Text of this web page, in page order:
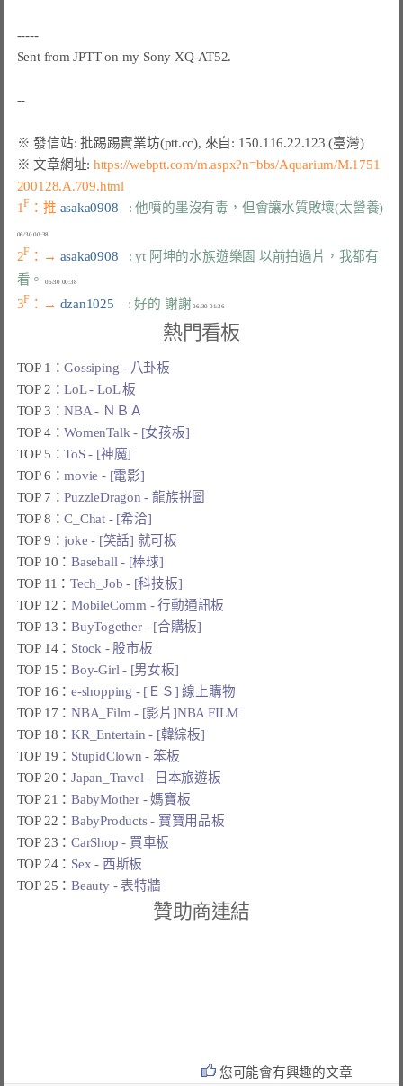
-----
Sent from JPTT on my Sony XQ-AT52.
※ 發信站: 批踢踢實業坊(ptt.cc), 來自: 150.116.22.123 (臺灣)
※ 文章網址: https://webptt.com/m.aspx?n=bbs/Aquarium/M.1751
200128.A.709.html
1F ：推 asaka0908 : 他噴的墨沒有毒，但會讓水質敗壞(太營養)
2F ：→ asaka0908 : yt 阿坤的水族遊樂園 以前拍過片，我都有
看。
06/30 00:38
3F ：→ dzan1025 : 好的 謝謝 06/30 01:36
熱門看板
TOP 1：Gossiping - 八卦板
TOP 2：LoL - LoL 板
TOP 3：NBA - ＮＢＡ
TOP 4：WomenTalk - [女孩板]
TOP 5：ToS - [神魔]
TOP 6：movie - [電影]
TOP 7：PuzzleDragon - 龍族拼圖
TOP 8：C_Chat - [希洽]
TOP 9：joke - [笑話] 就可板
TOP 10：Baseball - [棒球]
TOP 11：Tech_Job - [科技板]
TOP 12：MobileComm - 行動通訊板
TOP 13：BuyTogether - [合購板]
TOP 14： Stock - 股市板
TOP 15：Boy-Girl - [男女板]
TOP 16：e-shopping - [ＥＳ] 線上購物
TOP 17：NBA_Film - [影片]NBA FILM
TOP 18：KR_Entertain - [韓綜板]
TOP 19： StupidClown - 笨板
TOP 20：Japan_Travel - 日本旅遊板
TOP 21：BabyMother - 媽寶板
TOP 22：BabyProducts - 寶寶用品板
TOP 23：CarShop - 買車板
TOP 24： Sex - 西斯板
TOP 25：Beauty - 表特牆
贊助商連結
您可能會有興趣的文章